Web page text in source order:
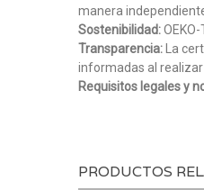
manera
Sostenibilidad:
Transparencia: La
informadas al realizar
Requisitos legales y
PRODUCTOS